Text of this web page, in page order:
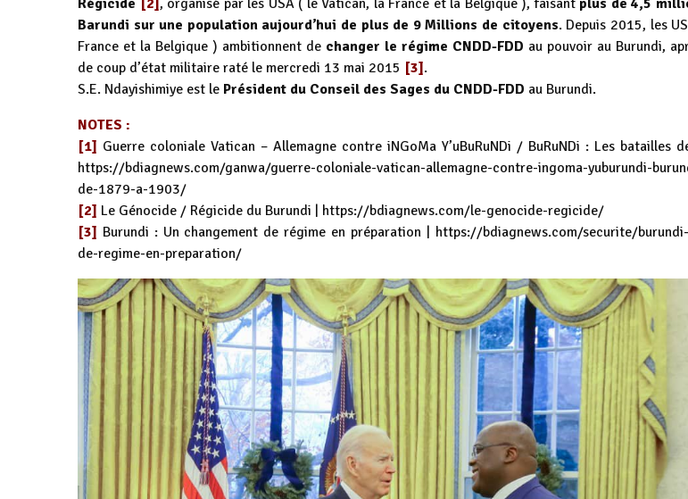
Barundi sur une population aujourd’hui de plus de 9 Millions de citoyens. Depuis 2015, les
France et la Belgique ) ambitionnent dechanger le régime CNDD-FDD au pouvoir au Burundi,
de coup d’état militaire raté le mercredi 13 mai 2015 [3].
S.E. Ndayishimiye est le Président du Conseil des Sages du CNDD-FDD au Burundi.
NOTES :
[1] Guerre coloniale Vatican – Allemagne contre iNGoMa Y’uBuRuNDi / BuRuNDi : Les batailles
https://bdiagnews.com/ganwa/guerre-coloniale-vatican-allemagne-contre-ingoma-yuburundi-
de-1879-a-1903/
[2] Le Génocide / Régicide du Burundi | https://bdiagnews.com/le-genocide-regicide/
[3] Burundi : Un changement de régime en préparation | https://bdiagnews.com/securite/
de-regime-en-preparation/